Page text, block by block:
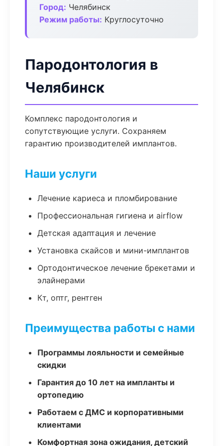
Город: Челябинск
Режим работы: Круглосуточно
Пародонтология в
Челябинск
Комплекс пародонтология и
сопутствующие услуги. Сохраняем
гарантию производителей имплантов.
Наши услуги
Лечение кариеса и пломбирование
Профессиональная гигиена и airflow
Детская адаптация и лечение
Установка скайсов и мини-имплантов
Ортодонтическое лечение брекетами и
элайнерами
Кт, оптг, рентген
Преимущества работы с нами
Программы лояльности и семейные
скидки
Гарантия до 10 лет на импланты и
ортопедию
Работаем с ДМС и корпоративными
клиентами
Комфортная зона ожидания, детский